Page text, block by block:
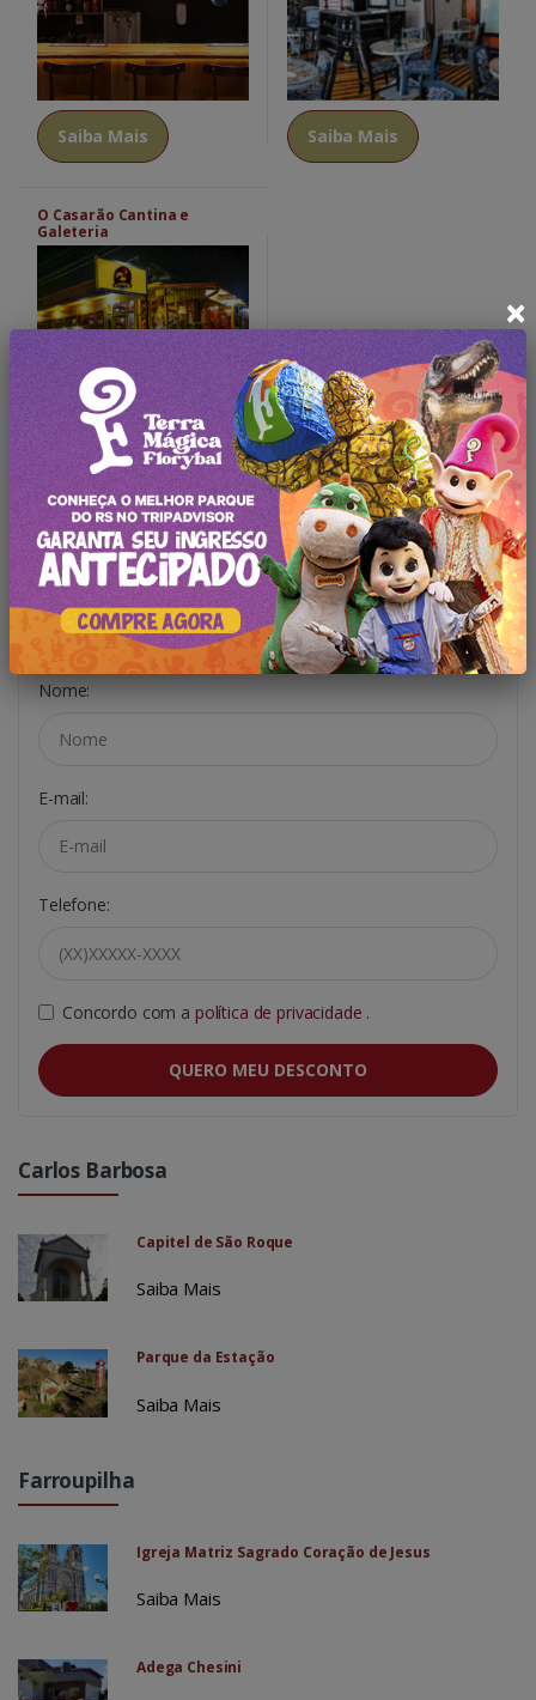
Saiba Mais Saiba Mais
O Casarão Cantina e
Galeteria
Saiba Mais
Oferta Exclusiva!
Só é necessário se inscrever em nosso portal
Nome:
E-mail:
Telefone:
Concordo com a política de privacidade .
QUERO MEU DESCONTO
Carlos Barbosa
Capitel de São Roque
Saiba Mais
Parque da Estação
Saiba Mais
Farroupilha
Igreja Matriz Sagrado Coração de Jesus
Saiba Mais
Adega Chesini
×